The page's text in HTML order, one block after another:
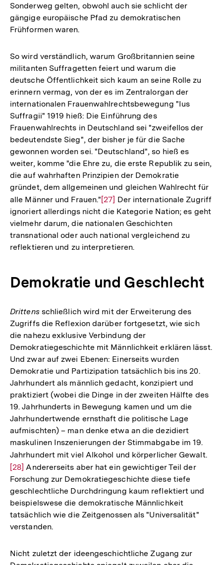
Fußnote
Sonderweg gelten, obwohl auch sie schlicht der
gängige europäische Pfad zu demokratischen
Frühformen waren.
So wird verständlich, warum Großbritannien seine
militanten Suffragetten feiert und warum die
deutsche Öffentlichkeit sich kaum an seine Rolle zu
erinnern vermag, von der es im Zentralorgan der
internationalen Frauenwahlrechtsbewegung "Ius
Suffragii" 1919 hieß: Die Einführung des
Frauenwahlrechts in Deutschland sei "zweifellos der
bedeutendste Sieg", der bisher je für die Sache
gewonnen worden sei. "Deutschland", so hieß es
weiter, komme "die Ehre zu, die erste Republik zu sein,
die auf wahrhaften Prinzipien der Demokratie
gründet, dem allgemeinen und gleichen Wahlrecht für
alle Männer und Frauen."Zur
Auflösung
der
Fußnote
[27] Der internationale Zugriff
ignoriert allerdings nicht die Kategorie Nation; es geht
vielmehr darum, die nationalen Geschichten
transnational oder auch national vergleichend zu
reflektieren und zu interpretieren.
Demokratie und Geschlecht
Drittensschließlich wird mit der Erweiterung des
Zugriffs die Reflexion darüber fortgesetzt, wie sich
die nahezu exklusive Verbindung der
Demokratiegeschichte mit Männlichkeit erklären lässt.
Und zwar auf zwei Ebenen: Einerseits wurden
Demokratie und Partizipation tatsächlich bis ins 20.
Jahrhundert als männlich gedacht, konzipiert und
praktiziert (wobei die Dinge in der zweiten Hälfte des
19. Jahrhunderts in Bewegung kamen und um die
Jahrhundertwende ernsthaft die politische Lage
aufmischten) – man denke etwa an die dezidiert
maskulinen Inszenierungen der Stimmabgabe im 19.
Jahrhundert mit viel Alkohol und körperlicher Gewalt.Zur
[28] Andererseits aber hat ein gewichtiger Teil der
Forschung zur Demokratiegeschichte diese tiefe
geschlechtliche Durchdringung kaum reflektiert und
beispielswese die demokratische Männlichkeit
tatsächlich wie die Zeitgenossen als "Universalität"
verstanden.
Nicht zuletzt der ideengeschichtliche Zugang zur